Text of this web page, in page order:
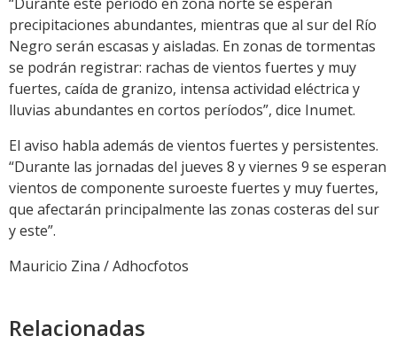
precipitaciones abundantes, mientras que al sur del Río
Negro serán escasas y aisladas. En zonas de tormentas
se podrán registrar: rachas de vientos fuertes y muy
fuertes, caída de granizo, intensa actividad eléctrica y
lluvias abundantes en cortos períodos”, dice Inumet.
El aviso habla además de vientos fuertes y persistentes.
“Durante las jornadas del jueves 8 y viernes 9 se esperan
vientos de componente suroeste fuertes y muy fuertes,
que afectarán principalmente las zonas costeras del sur
y este”.
Mauricio Zina / Adhocfotos
Relacionadas